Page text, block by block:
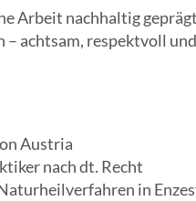
Arbeit nachhaltig
– achtsam, respektvoll
Austria
nach dt. Recht
in